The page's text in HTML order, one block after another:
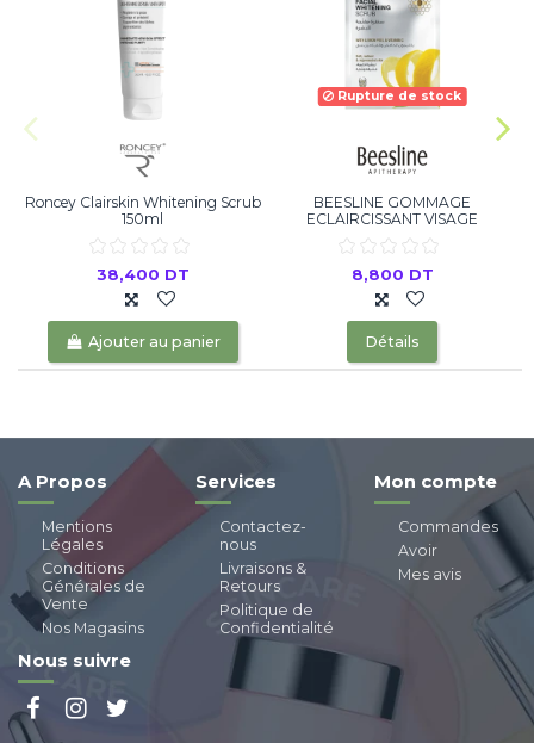
Roncey Clairskin Whitening Scrub
150ml
38,400 DT
Ajouter au panier
Rupture de stock
BEESLINE GOMMAGE
ECLAIRCISSANT VISAGE
8,800 DT
Détails
A Propos
Mentions
Légales
Conditions
Générales de
Vente
Nos Magasins
Services
Contactez-
nous
Livraisons &
Retours
Politique de
Confidentialité
Mon compte
Commandes
Avoir
Mes avis
Nous suivre